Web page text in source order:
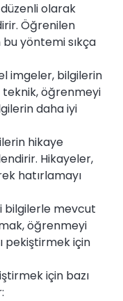
olarak
Öğrenilen
bu yöntemi sıkça
imgeler, bilgilerin
teknik, öğrenmeyi
daha iyi
hikaye
Hikayeler,
hatırlamayı
bilgilerle mevcut
öğrenmeyi
pekiştirmek için
için bazı